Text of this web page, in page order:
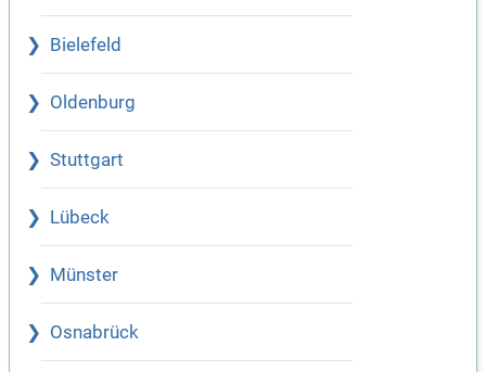
Bielefeld
Oldenburg
Stuttgart
Lübeck
Münster
Osnabrück